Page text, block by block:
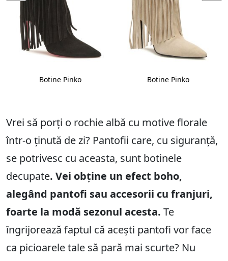
Botine Pinko Botine Pinko
Vrei să porți o rochie albă cu motive florale
într-o ținută de zi? Pantofii care, cu siguranță,
se potrivesc cu aceasta, sunt botinele
decupate. Vei obține un efect boho,
alegând pantofi sau accesorii cu franjuri,
foarte la modă sezonul acesta. Te
îngrijorează faptul că acești pantofi vor face
ca picioarele tale să pară mai scurte? Nu